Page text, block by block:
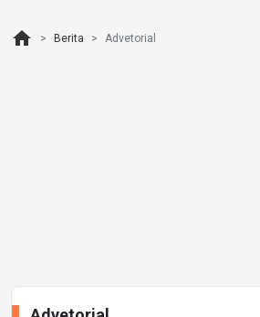
home Berita Advetorial